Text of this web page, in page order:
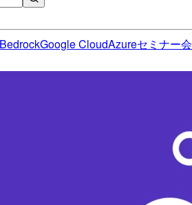
BedrockGoogle CloudAzureセミナー